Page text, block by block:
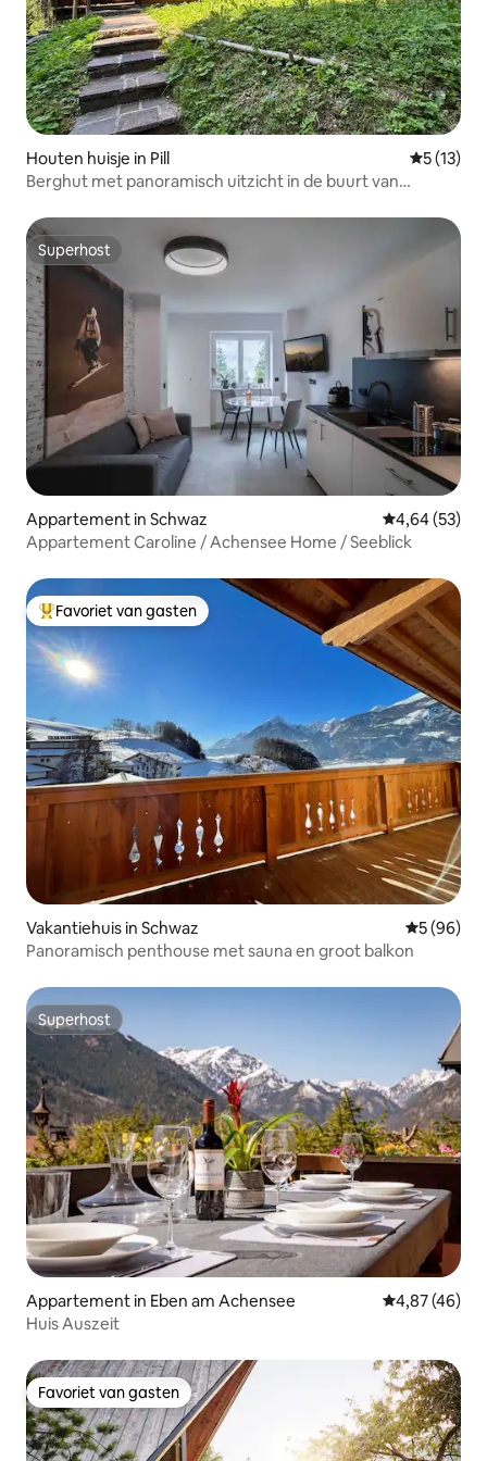
Houten huisje in Pill
5 (13)
Berghut met panoramisch uitzicht in de buurt van
Superhost
Superhost
Appartement in Schwaz Gemiddelde
4,64 (53)
Appartement Caroline / Achensee Home / Seeblick
Topfavoriet van gasten
Favoriet van gasten
Vakantiehuis in Schwaz
5 (96)
Panoramisch penthouse met sauna en groot balkon
Superhost
Superhost
Appartement in Eben am Achensee Gemiddelde
4,87 (46)
Huis Auszeit
Favoriet van gasten
Favoriet van gasten